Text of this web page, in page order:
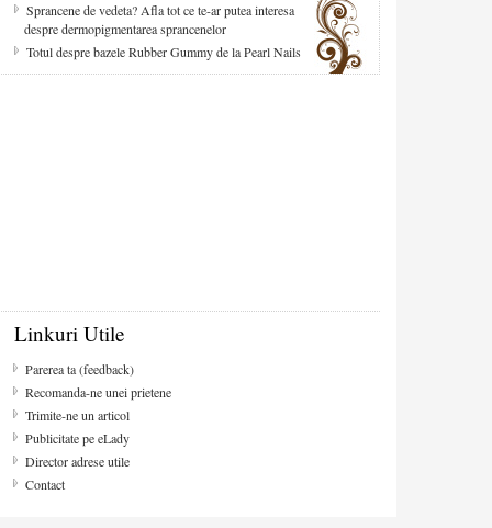
Sprancene de vedeta? Afla tot ce te-ar putea interesa
despre dermopigmentarea sprancenelor
Totul despre bazele Rubber Gummy de la Pearl Nails
Linkuri Utile
Parerea ta (feedback)
Recomanda-ne unei prietene
Trimite-ne un articol
Publicitate pe eLady
Director adrese utile
Contact